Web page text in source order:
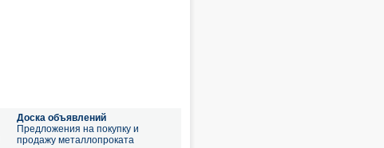
Доска объявлений
Предложения на покупку и
продажу металлопроката